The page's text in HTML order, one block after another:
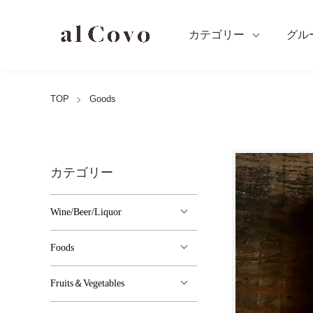
カテゴリー グル
TOP Goods
カテゴリー
Wine/Beer/Liquor
Foods
Fruits＆Vegetables